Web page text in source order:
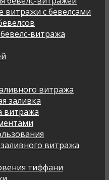
с бевелсами
витража
витража
заливка
витража
витража
тиффани